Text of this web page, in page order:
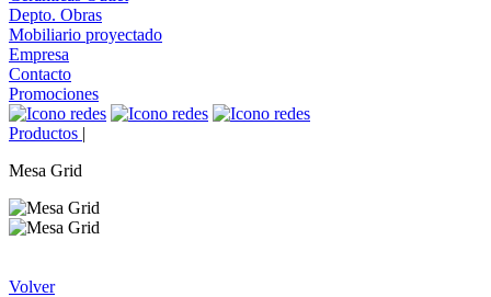
Depto. Obras
Mobiliario proyectado
Empresa
Contacto
Promociones
Productos |
Mesa Grid
Volver